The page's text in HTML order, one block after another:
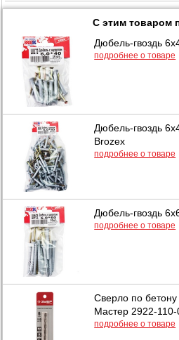
С этим товаром
Дюбель-гвоздь
подробнее о товаре
Дюбель-гвоздь
Brozex
подробнее о товаре
Дюбель-гвоздь
подробнее о товаре
Сверло по
Мастер 2922-110-
подробнее о товаре